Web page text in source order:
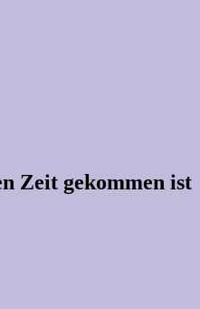
Zeit gekommen ist